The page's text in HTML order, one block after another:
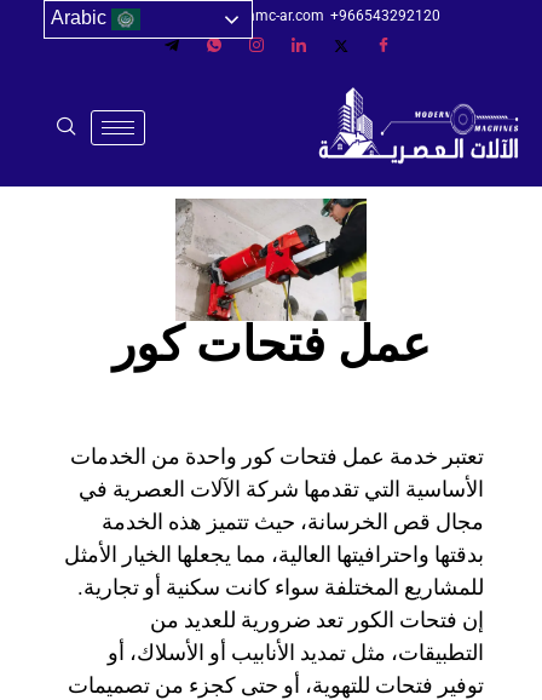
966543292120+
info@mmc-ar.com الرياض-السعودية
عمل فتحات كور
تعتبر خدمة عمل فتحات كور واحدة من الخدمات
الأساسية التي تقدمها شركة الآلات العصرية في
مجال قص الخرسانة، حيث تتميز هذه الخدمة
بدقتها واحترافيتها العالية، مما يجعلها الخيار الأمثل
للمشاريع المختلفة سواء كانت سكنية أو تجارية.
إن فتحات الكور تعد ضرورية للعديد من
التطبيقات، مثل تمديد الأنابيب أو الأسلاك، أو
توفير فتحات للتهوية، أو حتى كجزء من تصميمات
Arabic